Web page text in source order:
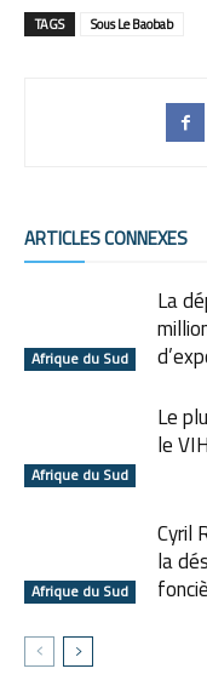
TAGS Sous Le Baobab
ARTICLES CONNEXES
Afrique du Sud
La
Afrique du Sud
Le
le
Afrique du Sud
Cyril
la